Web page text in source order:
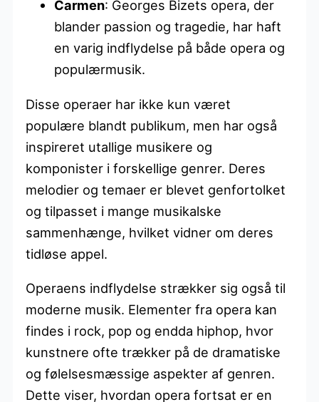
Carmen: Georges Bizets opera, der
blander passion og tragedie, har haft
en varig indflydelse på både opera og
populærmusik.
Disse operaer har ikke kun været
populære blandt publikum, men har også
inspireret utallige musikere og
komponister i forskellige genrer. Deres
melodier og temaer er blevet genfortolket
og tilpasset i mange musikalske
sammenhænge, hvilket vidner om deres
tidløse appel.
Operaens indflydelse strækker sig også til
moderne musik. Elementer fra opera kan
findes i rock, pop og endda hiphop, hvor
kunstnere ofte trækker på de dramatiske
og følelsesmæssige aspekter af genren.
Dette viser, hvordan opera fortsat er en